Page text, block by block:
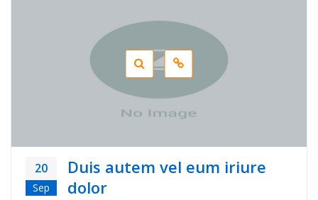
20
Sep
Duis autem vel eum iriure
dolor